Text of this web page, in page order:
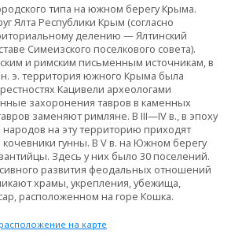
типа на южном берегу Крыма.
Ялта Республики Крым (согласно
делению — Ялтинский
Симеизского поселкового совета).
и римским письменным источникам, в
н. э. территория южного Крыма была
Кацивели археологами
захоронения тавров в каменных
заменяют римляне. В III—IV в., в эпоху
на эту территорию приходят
кочевники гунны. В V в. на Южном берегу
Здесь у них было 30 поселений.
развития феодальных отношений
храмы, укрепления, убежища,
расположенном на горе Кошка.
на карте